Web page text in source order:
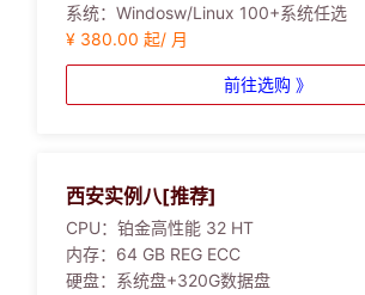
系统： Windosw/Linux 100+系统任选
¥ 380.00 起/ 月
前往选购 》
西安实例八[推荐]
CPU： 铂金高性能 32 HT
内存： 64 GB REG ECC
硬盘： 系统盘+320G数据盘